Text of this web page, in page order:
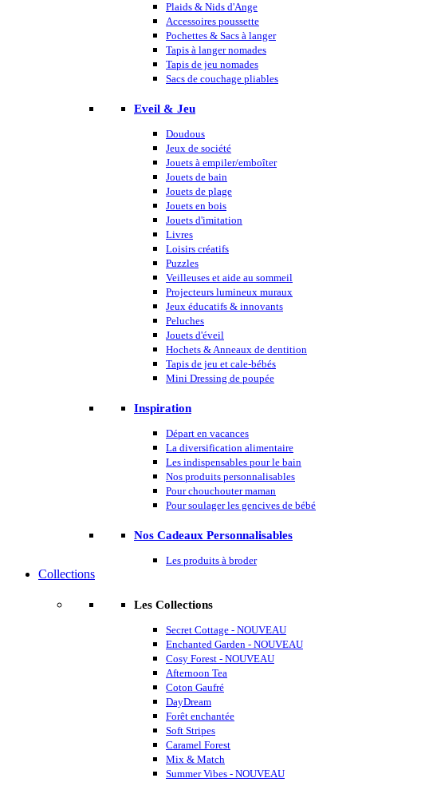
Plaids & Nids d'Ange
Accessoires poussette
Pochettes & Sacs à langer
Tapis à langer nomades
Tapis de jeu nomades
Sacs de couchage pliables
Eveil & Jeu
Doudous
Jeux de société
Jouets à empiler/emboîter
Jouets de bain
Jouets de plage
Jouets en bois
Jouets d'imitation
Livres
Loisirs créatifs
Puzzles
Veilleuses et aide au sommeil
Projecteurs lumineux muraux
Jeux éducatifs & innovants
Peluches
Jouets d'éveil
Hochets & Anneaux de dentition
Tapis de jeu et cale-bébés
Mini Dressing de poupée
Inspiration
Départ en vacances
La diversification alimentaire
Les indispensables pour le bain
Nos produits personnalisables
Pour chouchouter maman
Pour soulager les gencives de bébé
Nos Cadeaux Personnalisables
Les produits à broder
Collections
Les Collections
Secret Cottage - NOUVEAU
Enchanted Garden - NOUVEAU
Cosy Forest - NOUVEAU
Afternoon Tea
Coton Gaufré
DayDream
Forêt enchantée
Soft Stripes
Caramel Forest
Mix & Match
Summer Vibes - NOUVEAU